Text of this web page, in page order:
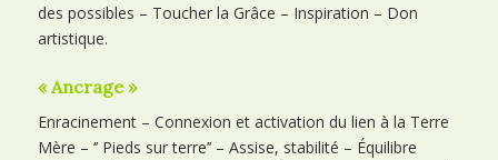
des possibles – Toucher la Grâce – Inspiration – Don
artistique.
« Ancrage »
Enracinement – Connexion et activation du lien à la Terre
Mère – ‘’ Pieds sur terre’’ – Assise, stabilité – Équilibre